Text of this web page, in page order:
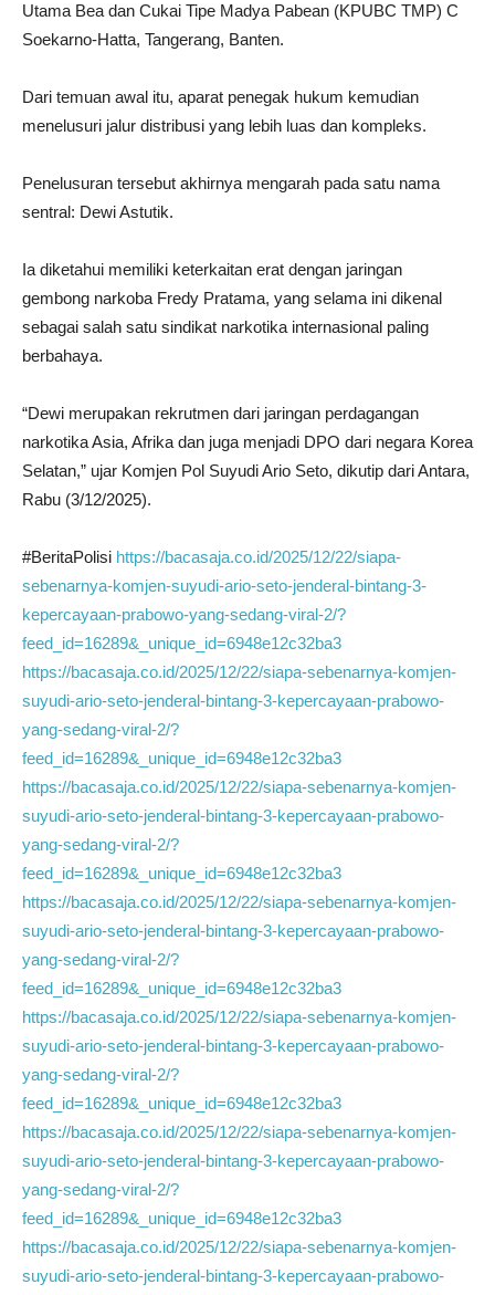
Utama Bea dan Cukai Tipe Madya Pabean (KPUBC TMP) C
Soekarno-Hatta, Tangerang, Banten.
Dari temuan awal itu, aparat penegak hukum kemudian
menelusuri jalur distribusi yang lebih luas dan kompleks.
Penelusuran tersebut akhirnya mengarah pada satu nama
sentral: Dewi Astutik.
Ia diketahui memiliki keterkaitan erat dengan jaringan
gembong narkoba Fredy Pratama, yang selama ini dikenal
sebagai salah satu sindikat narkotika internasional paling
berbahaya.
“Dewi merupakan rekrutmen dari jaringan perdagangan
narkotika Asia, Afrika dan juga menjadi DPO dari negara Korea
Selatan,” ujar Komjen Pol Suyudi Ario Seto, dikutip dari Antara,
Rabu (3/12/2025).
#BeritaPolisi https://bacasaja.co.id/2025/12/22/siapa-
sebenarnya-komjen-suyudi-ario-seto-jenderal-bintang-3-
kepercayaan-prabowo-yang-sedang-viral-2/?
feed_id=16289&_unique_id=6948e12c32ba3
https://bacasaja.co.id/2025/12/22/siapa-sebenarnya-komjen-
suyudi-ario-seto-jenderal-bintang-3-kepercayaan-prabowo-
yang-sedang-viral-2/?
feed_id=16289&_unique_id=6948e12c32ba3
https://bacasaja.co.id/2025/12/22/siapa-sebenarnya-komjen-
suyudi-ario-seto-jenderal-bintang-3-kepercayaan-prabowo-
yang-sedang-viral-2/?
feed_id=16289&_unique_id=6948e12c32ba3
https://bacasaja.co.id/2025/12/22/siapa-sebenarnya-komjen-
suyudi-ario-seto-jenderal-bintang-3-kepercayaan-prabowo-
yang-sedang-viral-2/?
feed_id=16289&_unique_id=6948e12c32ba3
https://bacasaja.co.id/2025/12/22/siapa-sebenarnya-komjen-
suyudi-ario-seto-jenderal-bintang-3-kepercayaan-prabowo-
yang-sedang-viral-2/?
feed_id=16289&_unique_id=6948e12c32ba3
https://bacasaja.co.id/2025/12/22/siapa-sebenarnya-komjen-
suyudi-ario-seto-jenderal-bintang-3-kepercayaan-prabowo-
yang-sedang-viral-2/?
feed_id=16289&_unique_id=6948e12c32ba3
https://bacasaja.co.id/2025/12/22/siapa-sebenarnya-komjen-
suyudi-ario-seto-jenderal-bintang-3-kepercayaan-prabowo-